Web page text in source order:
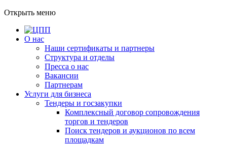
Открыть меню
О нас
Наши сертификаты и партнеры
Структура и отделы
Пресса о нас
Вакансии
Партнерам
Услуги для бизнеса
Тендеры и госзакупки
Комплексный договор сопровождения
торгов и тендеров
Поиск тендеров и аукционов по всем
площадкам